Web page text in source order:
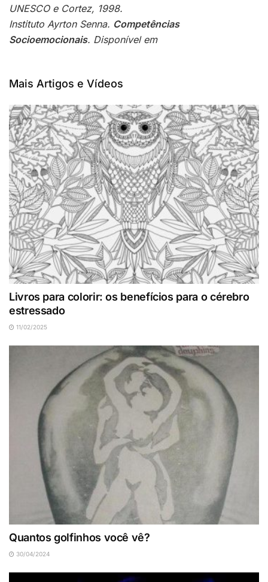
UNESCO e Cortez, 1998.
Instituto Ayrton Senna. Competências
Socioemocionais. Disponível em
Mais Artigos e Vídeos
Livros para colorir: os benefícios para o cérebro
estressado
11/02/2025
Quantos golfinhos você vê?
30/04/2024